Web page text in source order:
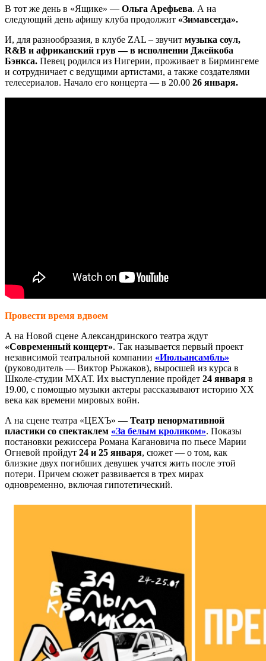
В тот же день в «Ящике» — Ольга Арефьева. А на
следующий день афишу клуба продолжит «Зимавсегда».
И, для разнообрзазия, в клубе ZAL – звучит музыка соул,
R&B и африканский грув — в исполнении Джейкоба
Бэнкса. Певец родился из Нигерии, проживает в Бирмингеме
и сотрудничает с ведущими артистами, а также создателями
телесериалов. Начало его концерта — в 20.00 26 января.
Провести время вдвоем
А на Новой сцене Александринского театра ждут
«Современный концерт». Так называется первый проект
независимой театральной компании «Июльансамбль»
(руководитель — Виктор Рыжаков), выросшей из курса в
Школе-студии МХАТ. Их выступление пройдет 24 января в
19.00, с помощью музыки актеры рассказывают историю XX
века как времени мировых войн.
А на сцене театра «ЦЕХЪ» — Театр ненормативной
пластики со спектаклем «За белым кроликом». Показы
постановки режиссера Романа Кагановича по пьесе Марии
Огневой пройдут 24 и 25 января, сюжет — о том, как
близкие двух погибших девушек учатся жить после этой
потери. Причем сюжет развивается в трех мирах
одновременно, включая гипотетический.